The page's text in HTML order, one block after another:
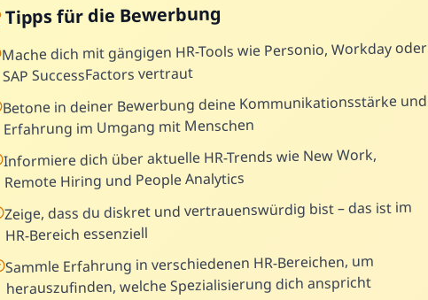
Tipps für die Bewerbung
Mache dich mit gängigen HR-Tools wie Personio, Workday oder
SAP SuccessFactors vertraut
Betone in deiner Bewerbung deine Kommunikationsstärke und
Erfahrung im Umgang mit Menschen
Informiere dich über aktuelle HR-Trends wie New Work,
Remote Hiring und People Analytics
Zeige, dass du diskret und vertrauenswürdig bist – das ist im
HR-Bereich essenziell
Sammle Erfahrung in verschiedenen HR-Bereichen, um
herauszufinden, welche Spezialisierung dich anspricht